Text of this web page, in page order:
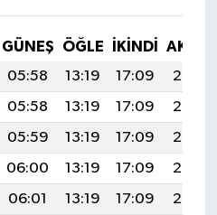
GÜNEŞ ÖĞLE İKINDI
05:58 13:19 17:09
20:30
05:58 13:19 17:09
20:29
05:59 13:19 17:09
20:28
06:00 13:19 17:09
20:28
06:01 13:19 17:09
20:27